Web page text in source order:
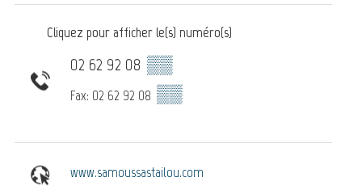
Cliquez pour afficher le(s) numéro(s)
02 62 92 08 ▒▒
Fax: 02 62 92 08 ▒▒
www.samoussastailou.com